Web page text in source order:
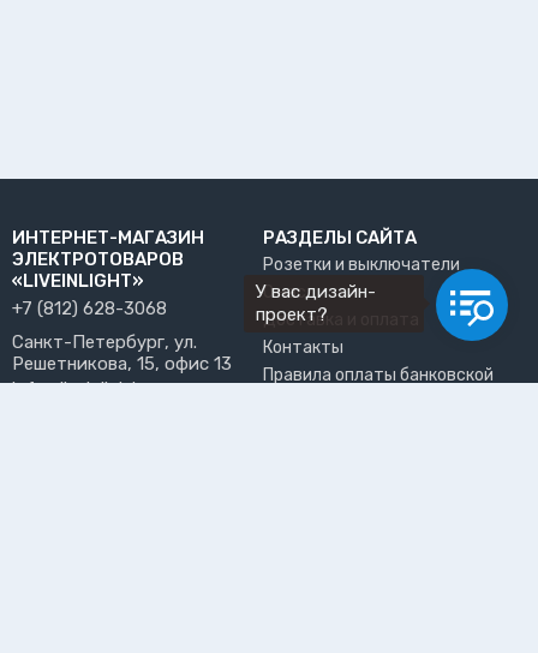
ИНТЕРНЕТ-МАГАЗИН
ЭЛЕКТРОТОВАРОВ
«LIVEINLIGHT»
+7 (812) 628-3068
Санкт-Петербург, ул.
Решетникова, 15, офис 13
info@liveinlight.ru
РАЗДЕЛЫ САЙТА
Розетки и выключатели
О нас
Доставка и оплата
Контакты
Правила оплаты банковской
У вас дизайн-
проект?